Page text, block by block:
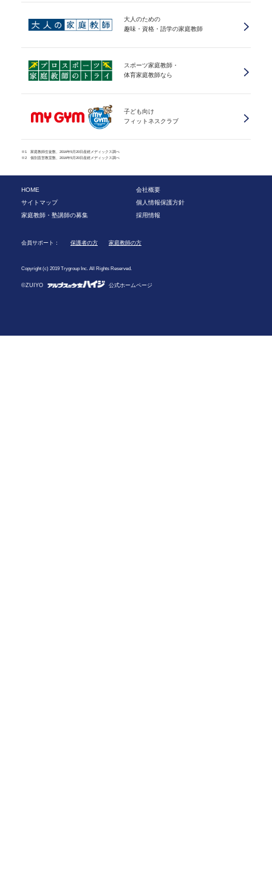
大人のための
趣味・資格・語学の家庭教師
スポーツ家庭教師・
体育家庭教師なら
子ども向け
フィットネスクラブ
※1 家庭教師生徒数、2016年5月20日産經メディックス調べ
※2 個別直営教室数、2016年5月20日産經メディックス調べ
HOME
会社概要
サイトマップ
個人情報保護方針
家庭教師・塾講師の募集
採用情報
会員サポート： 保護者の方 家庭教師の方
Copyright (c) 2019 Trygroup Inc. All Rights Reserved.
©ZUIYO 公式ホームページ